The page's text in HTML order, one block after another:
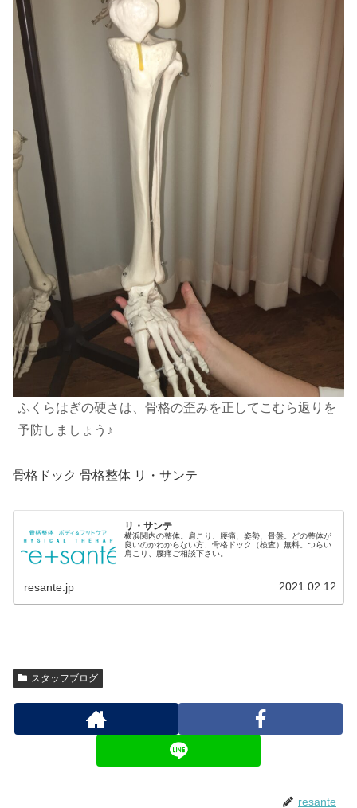
ふくらはぎの硬さは、骨格の歪みを正してこむら返りを
予防しましょう♪
骨格ドック 骨格整体 リ・サンテ
リ・サンテ
横浜関内の整体。肩こり、腰痛、姿勢、骨盤。どの整体が
良いのかわからない方、骨格ドック（検査）無料。つらい
肩こり、腰痛ご相談下さい。
resante.jp 2021.02.12
スタッフブログ
resante